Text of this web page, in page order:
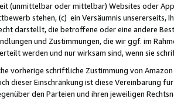
(unmittelbar oder mittelbar) Websites oder
stehen, (c) ein Versäumnis unsererseits,
darstellt, die betroffene oder eine andere
und Zustimmungen, die wir ggf. im
werden und nur wirksam sind, wenn sie
vorherige schriftliche Zustimmung von
dieser Einschränkung ist diese Vereinbarung
den Parteien und ihren jeweiligen